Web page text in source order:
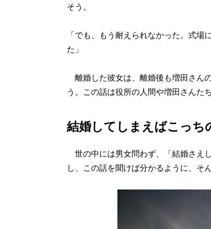
そう。
「でも、もう耐えられなかった。式
た」
離婚した彼女は、離婚後も増田さん
う。この話は役所の人間や増田さんた
結婚してしまえばこっ
世の中には男女問わず、「結婚さえ
し、この話を聞けば分かるように、そ